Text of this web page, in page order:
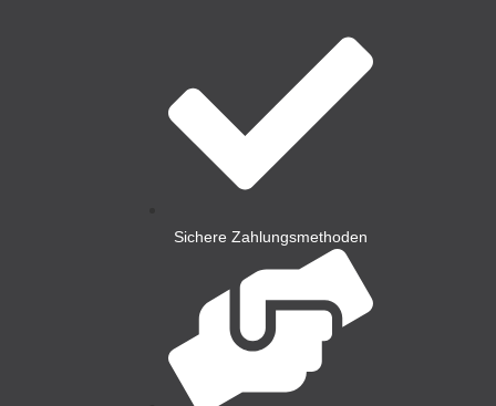
Sichere Zahlungsmethoden